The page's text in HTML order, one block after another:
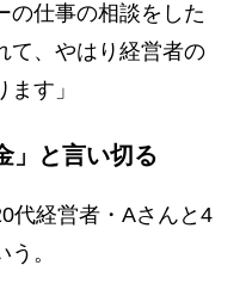
の仕事の相談をした
て、やはり経営者の
す」
」と言い切る
代経営者・Aさんと4
。